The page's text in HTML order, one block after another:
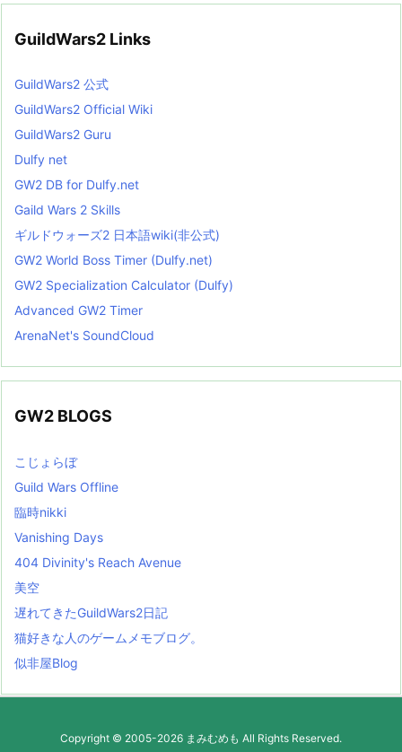
GuildWars2 Links
GuildWars2 公式
GuildWars2 Official Wiki
GuildWars2 Guru
Dulfy net
GW2 DB for Dulfy.net
Gaild Wars 2 Skills
ギルドウォーズ2 日本語wiki(非公式)
GW2 World Boss Timer (Dulfy.net)
GW2 Specialization Calculator (Dulfy)
Advanced GW2 Timer
ArenaNet's SoundCloud
GW2 BLOGS
こじょらぼ
Guild Wars Offline
臨時nikki
Vanishing Days
404 Divinity's Reach Avenue
美空
遅れてきたGuildWars2日記
猫好きな人のゲームメモブログ。
似非屋Blog
Copyright © 2005-2026 まみむめも All Rights Reserved.